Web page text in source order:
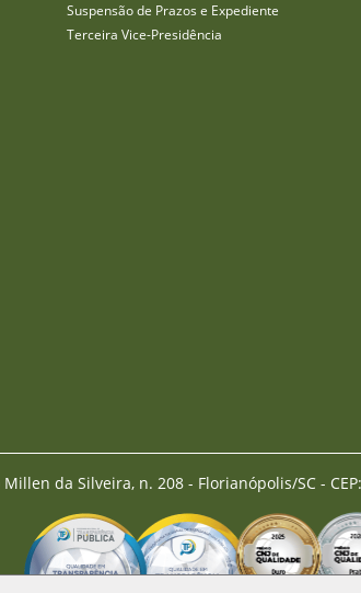
Suspensão de Prazos e Expediente
Terceira Vice-Presidência
da Silveira, n. 208 - Florianópolis/SC -